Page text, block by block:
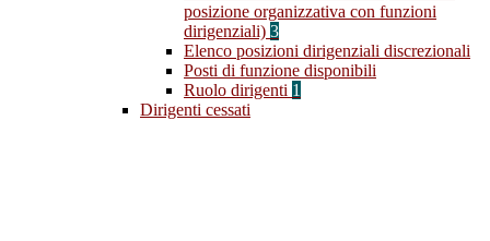
posizione organizzativa con funzioni
dirigenziali) 3
Elenco posizioni dirigenziali discrezionali
Posti di funzione disponibili
Ruolo dirigenti 1
Dirigenti cessati